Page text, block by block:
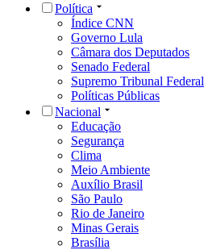
Política
Índice CNN
Governo Lula
Câmara dos Deputados
Senado Federal
Supremo Tribunal Federal
Políticas Públicas
Nacional
Educação
Segurança
Clima
Meio Ambiente
Auxílio Brasil
São Paulo
Rio de Janeiro
Minas Gerais
Brasília